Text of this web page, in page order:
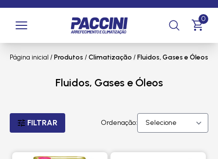
0
Página inicial /Produtos /Climatização/Fluidos, Gases e Óleos
Fluidos, Gases e Óleos
FILTRAR Ordenação: